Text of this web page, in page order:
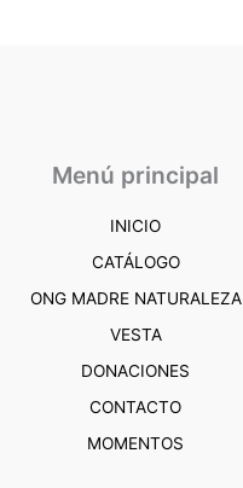
Menú principal
INICIO
CATÁLOGO
ONG MADRE NATURALEZA
VESTA
DONACIONES
CONTACTO
MOMENTOS